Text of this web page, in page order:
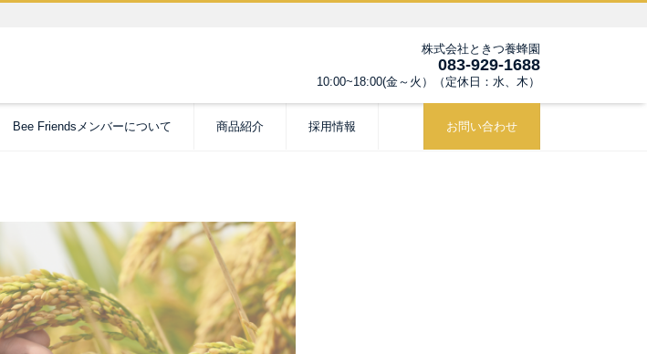
株式会社ときつ養蜂園
083-929-1688
10:00~18:00(金～火）（定休日：水、木）
Bee Friendsメンバーについて 商品紹介 採用情報 お問い合わせ